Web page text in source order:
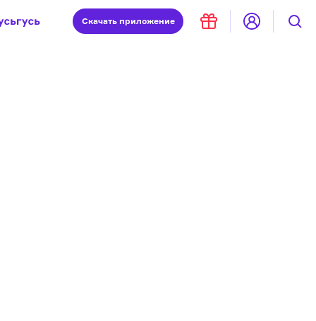
Скачать приложение